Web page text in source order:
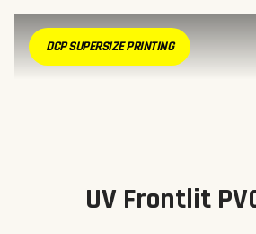
DCP SUPERSIZE PRINTING
UV Frontlit